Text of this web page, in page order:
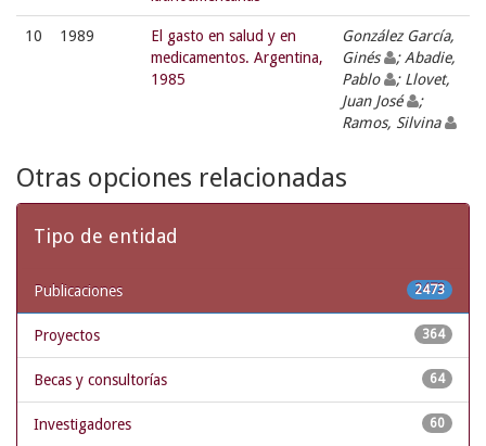
10 1989
El gasto en salud y en
medicamentos. Argentina,
1985
González García,
Ginés
; Abadie,
Pablo
; Llovet,
Juan José
;
Ramos, Silvina
Otras opciones relacionadas
Tipo de entidad
2473
Publicaciones
364
Proyectos
64
Becas y consultorías
60
Investigadores